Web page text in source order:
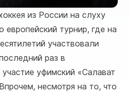
из России на слуху
турнир, где на
участвовали
раз в
уфимский «Салават
несмотря на то, что